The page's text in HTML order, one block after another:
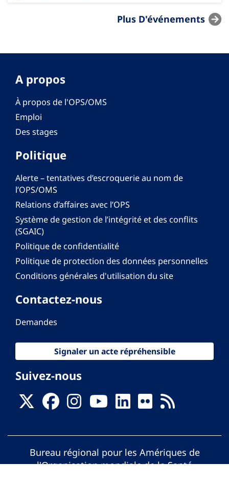
Plus D'événements
A propos
À propos de l'OPS/OMS
Emploi
Des stages
Politique
Alerte – tentatives d’escroquerie au nom de
l’OPS/OMS
Relations d’affaires avec l’OPS
Système de gestion de l’intégrité et des conflits
(SGAIC)
Politique de confidentialité
Politique de protection des données personnelles
Conditions générales d'utilisation du site
Contactez-nous
Demandes
Signaler un acte répréhensible
Suivez-nous
Bureau régional pour les Amériques de
l'Organisation mondiale de la Santé